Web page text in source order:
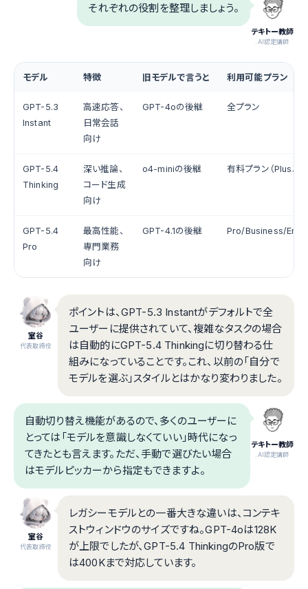
テキトー教師
.AI認定講師
それぞれの役割を整理しましょう。
モデル 特徴 旧モデルで言うと 利用可能プラン
GPT-5.3
Instant
高速応答、
日常会話
向け
GPT-4oの後継 全プラン
GPT-5.4
Thinking
深い推論、
コード生成
向け
o4-miniの後継 有料プラン（Plus以
GPT-5.4
Pro
最高性能、
専門業務
向け
GPT-4.1の後継 Pro/Business/
室谷
代表取締役
ポイントは、GPT-5.3 Instantがデフォルトで全
ユーザーに提供されていて、複雑なタスクの場合
は自動的にGPT-5.4 Thinkingに切り替わる仕
組みになっていることです。これ、以前の「自分で
モデルを選ぶ」スタイルとはかなり変わりました。
テキトー教師
.AI認定講師
自動切り替え機能があるので、多くのユーザーに
とっては「モデルを意識しなくていい」時代になっ
てきたとも言えます。ただ、手動で選びたい場合
はモデルピッカーから指定もできますよ。
室谷
代表取締役
レガシーモデルとの一番大きな違いは、コンテキ
ストウィンドウのサイズですね。GPT-4oは128K
が上限でしたが、GPT-5.4 ThinkingのPro版で
は400Kまで対応しています。